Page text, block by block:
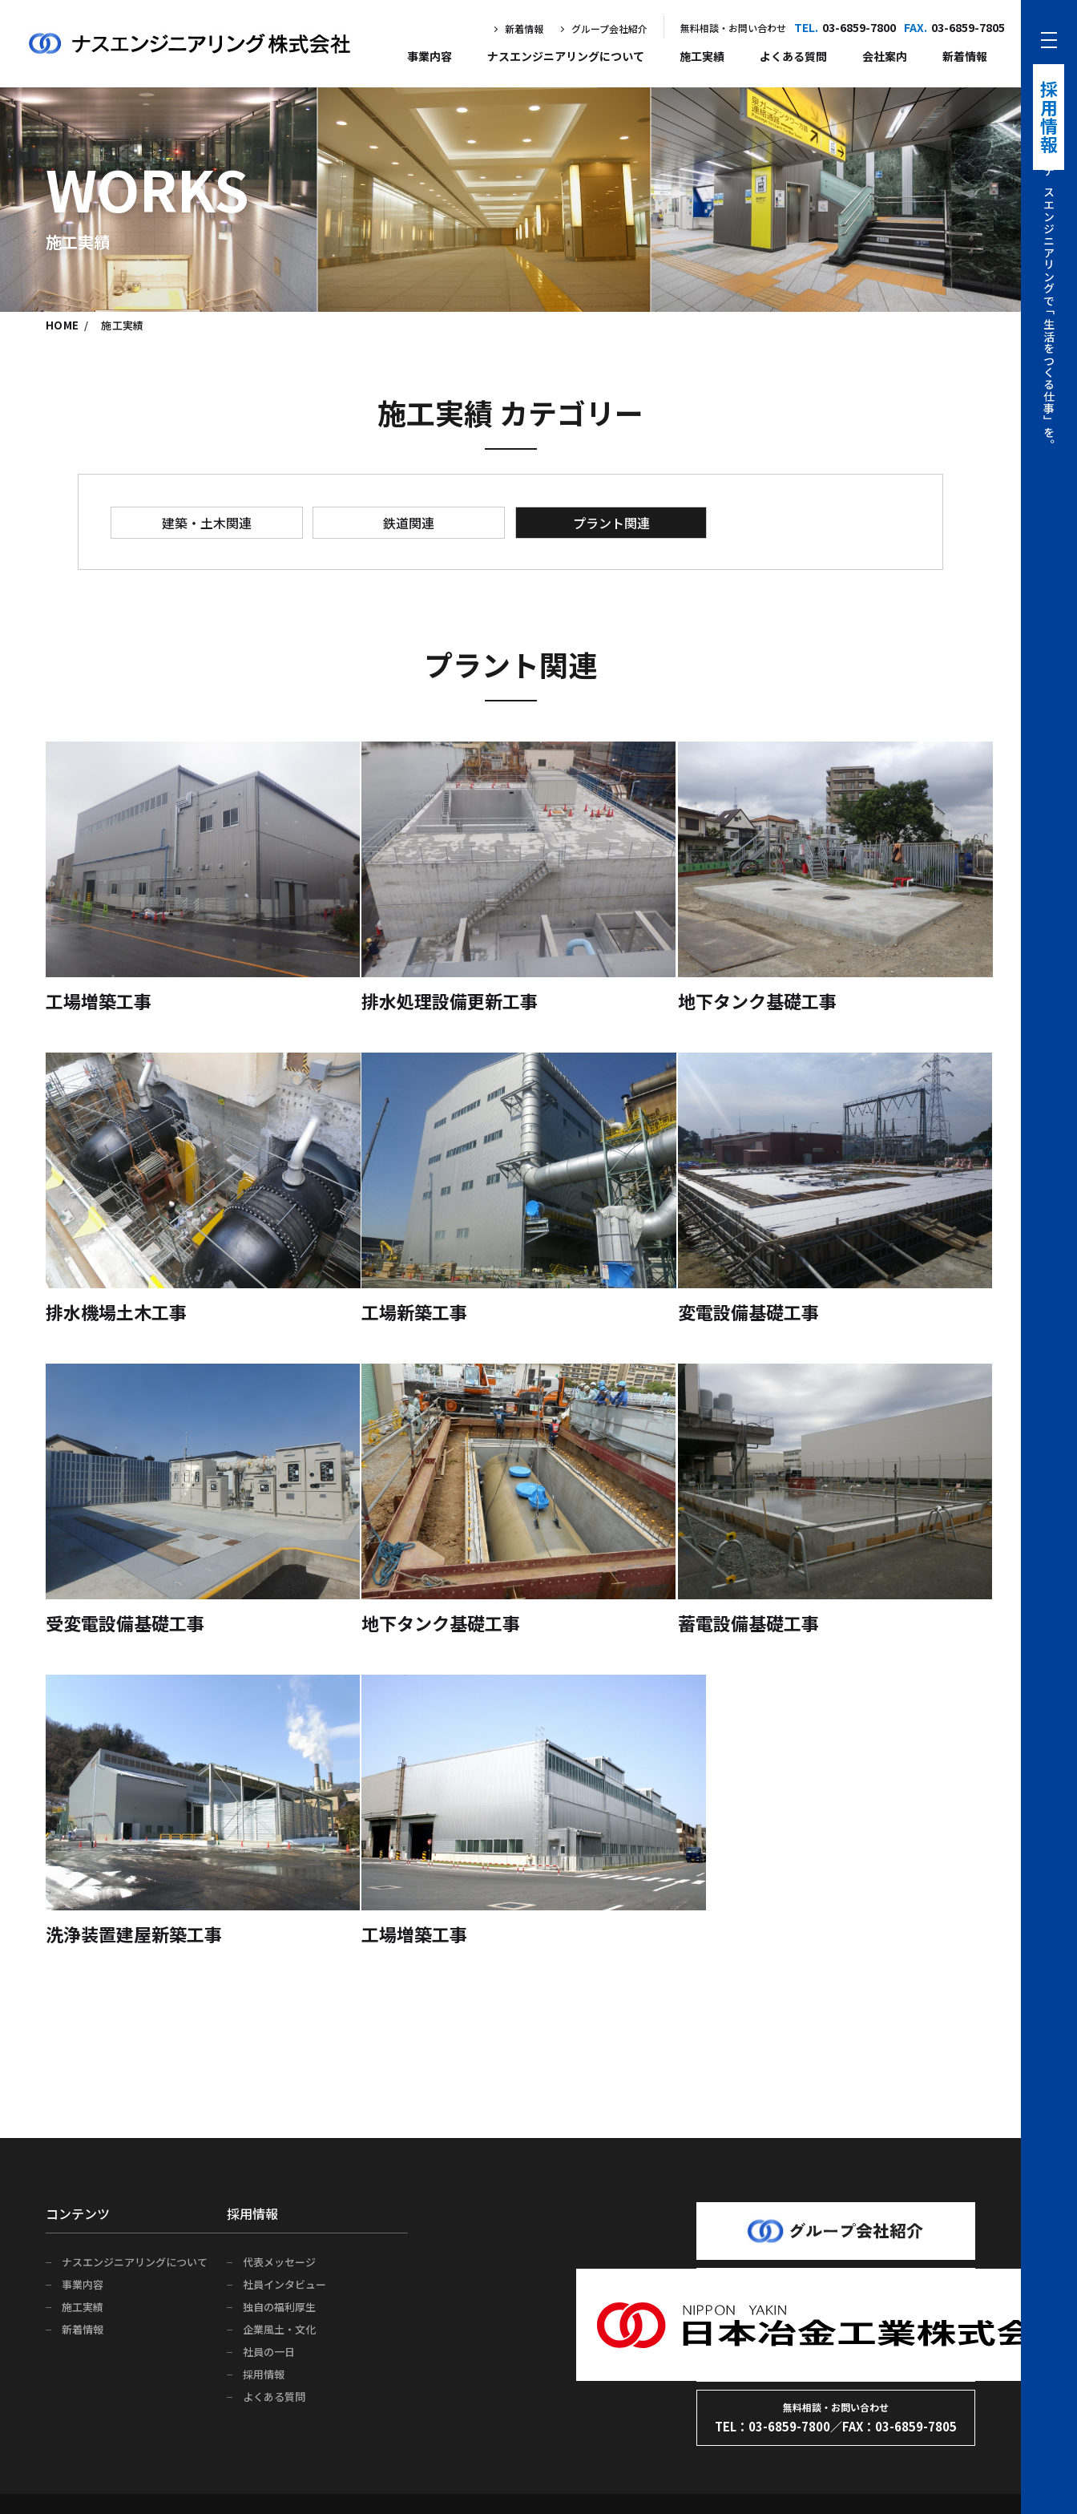
新着情報 グループ会社紹介 無料相談・お問い合わせ TEL. 03-6859-7800 FAX. 03-6859-7805
事業内容
ナスエンジニアリングについて 施工実績 よくある質問 会社案内 新着情報
採用情報
ナスエンジニアリングで「生活をつくる仕事」を。
WORKS
施工実績
HOME 施工実績
施工実績 カテゴリー
建築・土木関連 鉄道関連 プラント関連
プラント関連
工場増築工事 排水処理設備更新工事 地下タンク基礎工事
排水機場土木工事 工場新築工事 変電設備基礎工事
受変電設備基礎工事 地下タンク基礎工事 蓄電設備基礎工事
洗浄装置建屋新築工事 工場増築工事
コンテンツ
ナスエンジニアリングについて
事業内容
施工実績
新着情報
採用情報
代表メッセージ
社員インタビュー
独自の福利厚生
企業風土・文化
社員の一日
採用情報
よくある質問
無料相談・お問い合わせ
TEL： 03-6859-7800／FAX：03-6859-7805